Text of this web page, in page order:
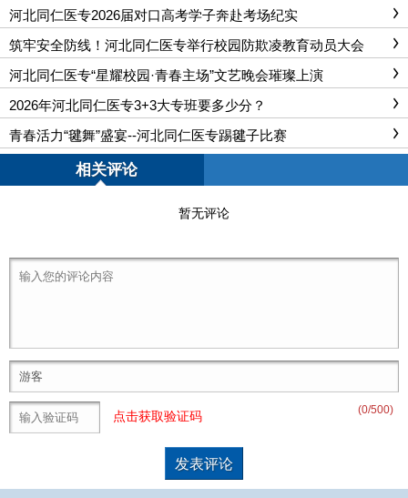
河北同仁医专2026届对口高考学子奔赴考场纪实
筑牢安全防线！河北同仁医专举行校园防欺凌教育动员大会
河北同仁医专“星耀校园·青春主场”文艺晚会璀璨上演
2026年河北同仁医专3+3大专班要多少分？
青春活力“毽舞”盛宴--河北同仁医专踢毽子比赛
相关评论
暂无评论
(0/500)
点击获取验证码